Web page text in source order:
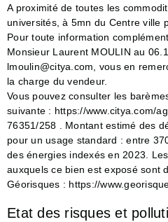
A proximité de toutes les
universités, à 5mn du Centre ville
Pour toute information
Monsieur Laurent MOULIN au
lmoulin@citya.com, vous en
la charge du vendeur.
Vous pouvez consulter les
suivante : https://www.citya.com/
76351/258 . Montant estimé des
pour un usage standard : entre
des énergies indexés en 2023.
auxquels ce bien est exposé sont
Géorisques : https://
Etat des risques et